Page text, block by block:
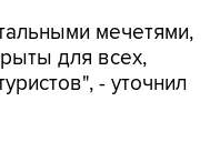
мечетями,
для всех,
- уточнил